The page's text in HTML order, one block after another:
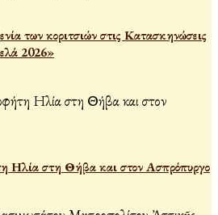
των κοριτσιών στις Κατασκηνώσεις
2026»
Ηλία στη Θήβα και στον Ασπρόπυργο